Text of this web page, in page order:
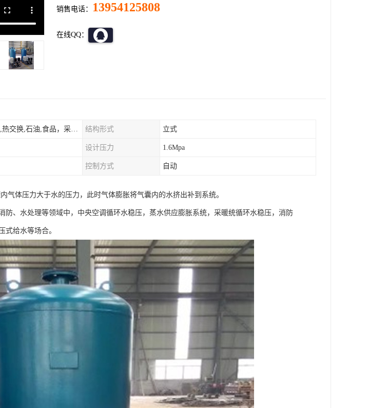
销售电话： 13954125808
在线QQ：
钢厂,化工,换热器,煤矿,热交换,石油,食品，采暖.供热.空调。 结构形式 立式
设计压力 1.6Mpa
控制方式 自动
气体压力大于水的压力，此时气体膨胀将气囊内的水挤出补到系统。
防、水处理等领域中，中央空调循环水稳压，蒸水供应膨胀系统，采暖统循环水稳压，消防
式给水等场合。